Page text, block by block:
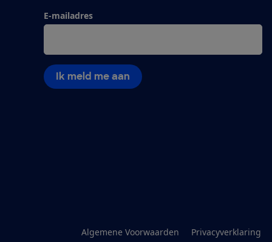
E-mailadres
Ik meld me aan
Algemene Voorwaarden Privacyverklaring